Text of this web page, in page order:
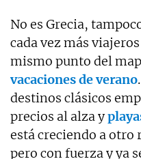
No es Grecia,
cada vez más
mismo punto del
vacaciones de verano
destinos clásicos
precios al alza y
está creciendo a
pero con fuerza y ya